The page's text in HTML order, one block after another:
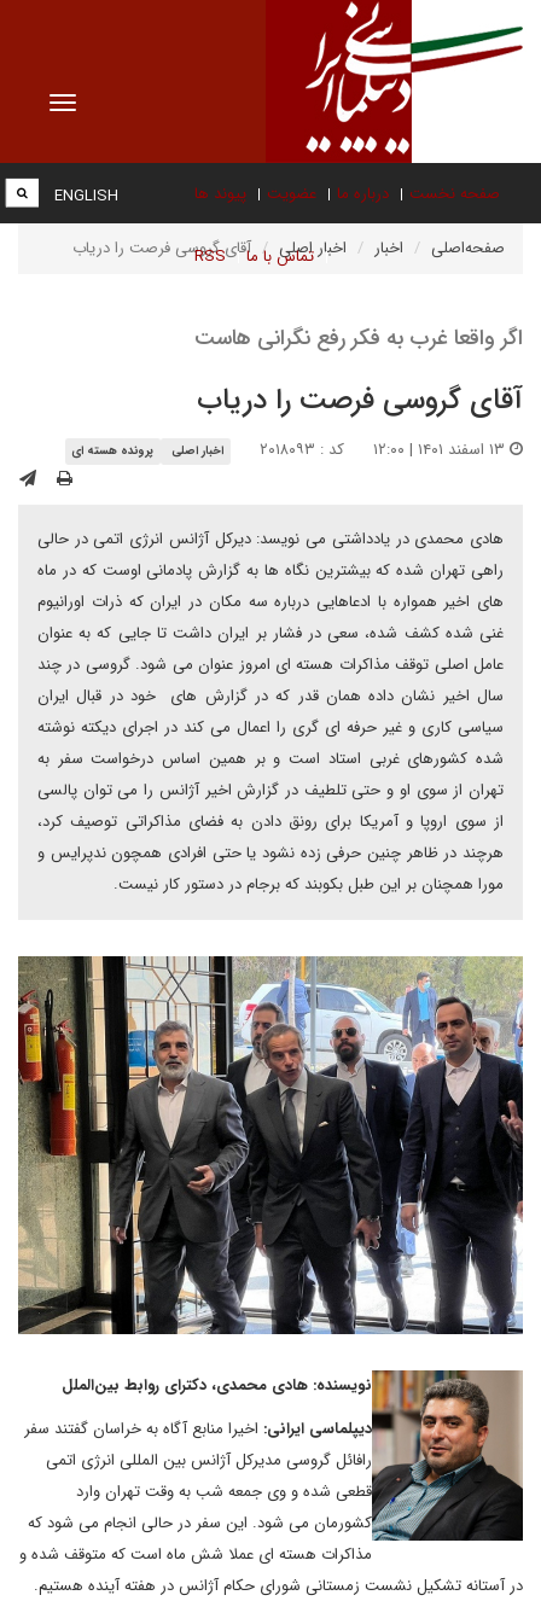
Toggle
صفحه نخست درباره ما عضویت پیوند ها
تماس با ما RSS
ENGLISH
صفحه‌اصلی اخبار اخبار اصلی آقای گروسی فرصت را دریاب
اگر واقعا غرب به فکر رفع نگرانی هاست
آقای گروسی فرصت را دریاب
کد : ۲۰۱۸۰۹۳ اخبار اصلی پرونده هسته ای
هادی محمدی در یادداشتی می نویسد: دیرکل آژانس انرژی اتمی در حالی
راهی تهران شده که بیشترین نگاه ها به گزارش پادمانی اوست که در ماه
های اخیر همواره با ادعاهایی درباره سه مکان در ایران که ذرات اورانیوم
غنی شده کشف شده، سعی در فشار بر ایران داشت تا جایی که به عنوان
عامل اصلی توقف مذاکرات هسته ای امروز عنوان می شود. گروسی در چند
سال اخیر نشان داده همان قدر که در گزارش های خود در قبال ایران
سیاسی کاری و غیر حرفه ای گری را اعمال می کند در اجرای دیکته نوشته
شده کشورهای غربی استاد است و بر همین اساس درخواست سفر به
تهران از سوی او و حتی تلطیف در گزارش اخیر آژانس را می توان پالسی
از سوی اروپا و آمریکا برای رونق دادن به فضای مذاکراتی توصیف کرد،
هرچند در ظاهر چنین حرفی زده نشود یا حتی افرادی همچون ندپرایس و
مورا همچنان بر این طبل بکوبند که برجام در دستور کار نیست.
نویسنده: هادی محمدی، دکترای روابط بین‌الملل
دیپلماسی ایرانی: اخیرا منابع آگاه به خراسان گفتند سفر
رافائل گروسی مدیرکل آژانس بین المللی انرژی اتمی
قطعی شده و وی جمعه شب به وقت تهران وارد
کشورمان می شود. این سفر در حالی انجام می شود که
مذاکرات هسته ای عملا شش ماه است که متوقف شده و
در آستانه تشکیل نشست زمستانی شورای حکام آژانس در هفته آینده هستیم.